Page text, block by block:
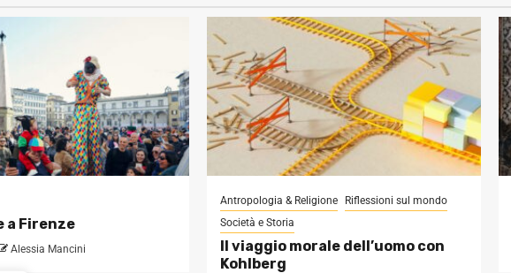
a Firenze
Alessia Mancini
Antropologia & Religione
Riflessioni sul mondo
Società e Storia
Il viaggio morale dell’uomo con
Kohlberg